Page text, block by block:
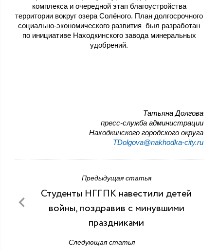
комплекса и очередной этап благоустройства
территории вокруг озера Солёного. План долгосрочного
социально-экономического развития был разработан
по инициативе Находкинского завода минеральных
удобрений.
Татьяна Долгова
пресс-служба администрации
Находкинского городского округа
TDolgova@nakhodka-city.ru
Предыдущая статья
Студенты НГГПК навестили детей
войны, поздравив с минувшими
праздниками
Следующая статья